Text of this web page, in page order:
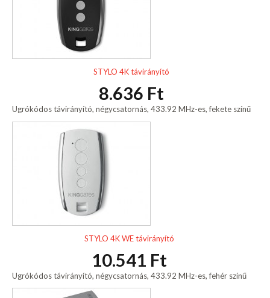
STYLO 4K távirányító
8.636 Ft
Ugrókódos távirányító, négycsatornás, 433.92 MHz-es, fekete színű
STYLO 4K WE távirányító
10.541 Ft
Ugrókódos távirányító, négycsatornás, 433.92 MHz-es, fehér színű